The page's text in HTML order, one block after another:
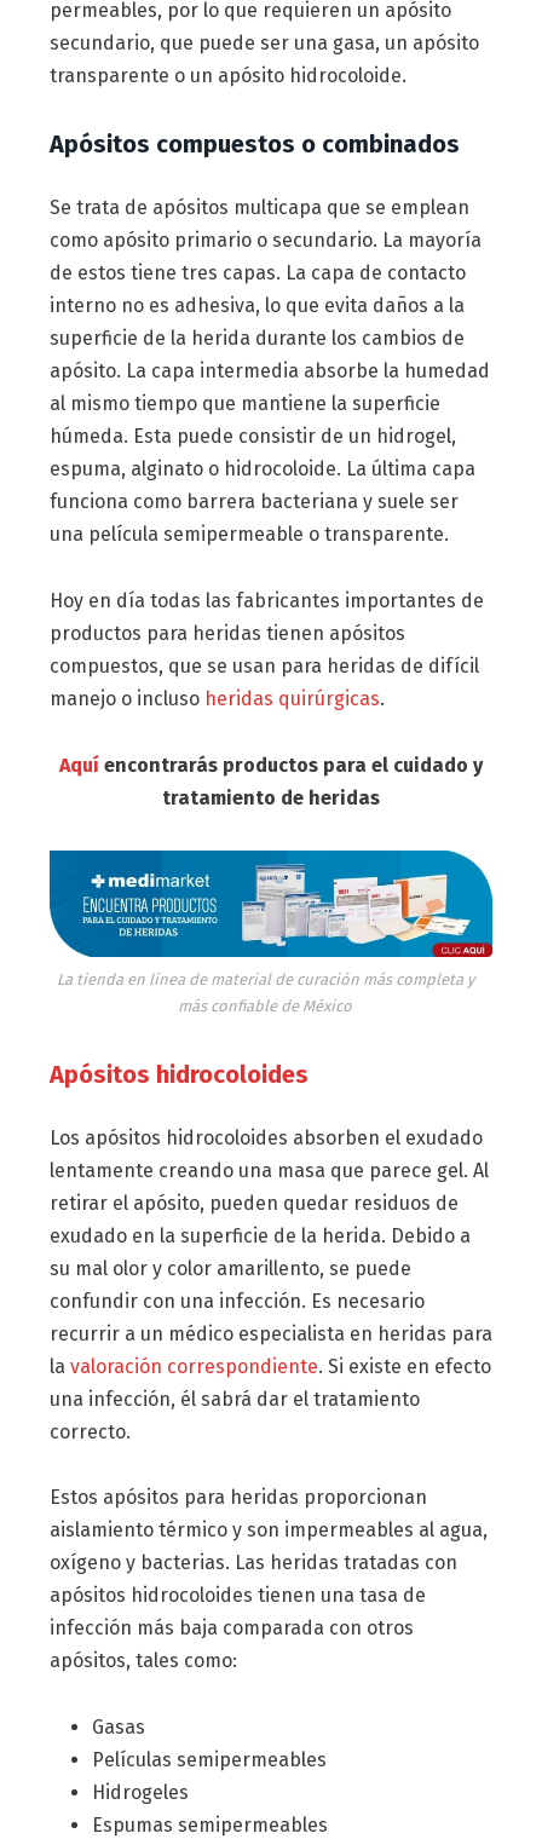
permeables, por lo que requieren un apósito
secundario, que puede ser una gasa, un apósito
transparente o un apósito hidrocoloide.
Apósitos compuestos o combinados
Se trata de apósitos multicapa que se emplean
como apósito primario o secundario. La mayoría
de estos tiene tres capas. La capa de contacto
interno no es adhesiva, lo que evita daños a la
superficie de la herida durante los cambios de
apósito. La capa intermedia absorbe la humedad
al mismo tiempo que mantiene la superficie
húmeda. Esta puede consistir de un hidrogel,
espuma, alginato o hidrocoloide. La última capa
funciona como barrera bacteriana y suele ser
una película semipermeable o transparente.
Hoy en día todas las fabricantes importantes de
productos para heridas tienen apósitos
compuestos, que se usan para heridas de difícil
manejo o incluso heridas quirúrgicas.
Aquí encontrarás productos para el cuidado y
tratamiento de heridas
La tienda en línea de material de curación más completa y
más confiable de México
Apósitos hidrocoloides
Los apósitos hidrocoloides absorben el exudado
lentamente creando una masa que parece gel. Al
retirar el apósito, pueden quedar residuos de
exudado en la superficie de la herida. Debido a
su mal olor y color amarillento, se puede
confundir con una infección. Es necesario
recurrir a un médico especialista en heridas para
la valoración correspondiente. Si existe en efecto
una infección, él sabrá dar el tratamiento
correcto.
Estos apósitos para heridas proporcionan
aislamiento térmico y son impermeables al agua,
oxígeno y bacterias. Las heridas tratadas con
apósitos hidrocoloides tienen una tasa de
infección más baja comparada con otros
apósitos, tales como:
Gasas
Películas semipermeables
Hidrogeles
Espumas semipermeables